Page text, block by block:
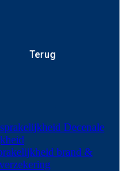
Terug
Decenale
brand &